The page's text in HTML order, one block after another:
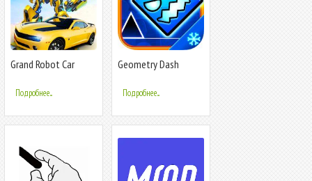
Grand Robot Car
Подробнее...
Geometry Dash
Подробнее...